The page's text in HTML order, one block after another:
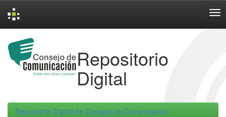
navigation
Repositorio
Digital
Repositorio Digital de Consejo de Comunicacion